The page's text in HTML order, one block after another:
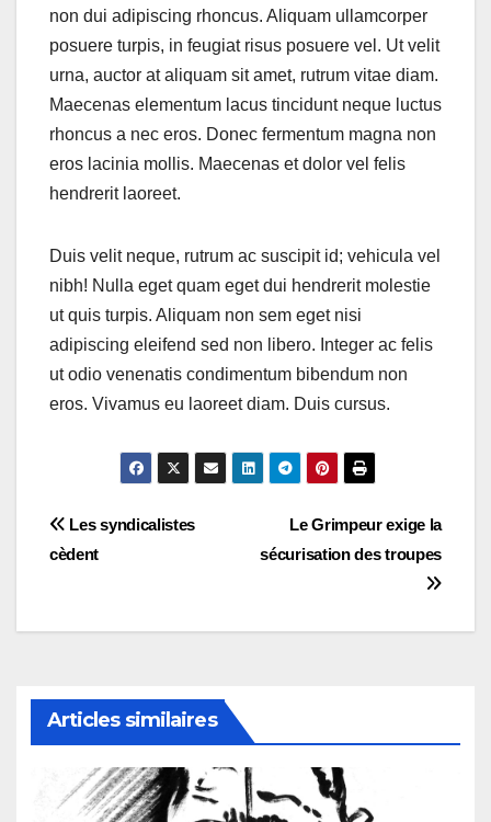
non dui adipiscing rhoncus. Aliquam ullamcorper
posuere turpis, in feugiat risus posuere vel. Ut velit
urna, auctor at aliquam sit amet, rutrum vitae diam.
Maecenas elementum lacus tincidunt neque luctus
rhoncus a nec eros. Donec fermentum magna non
eros lacinia mollis. Maecenas et dolor vel felis
hendrerit laoreet.
Duis velit neque, rutrum ac suscipit id; vehicula vel
nibh! Nulla eget quam eget dui hendrerit molestie
ut quis turpis. Aliquam non sem eget nisi
adipiscing eleifend sed non libero. Integer ac felis
ut odio venenatis condimentum bibendum non
eros. Vivamus eu laoreet diam. Duis cursus.
Navigation
l’article
Le Grimpeur exige la
sécurisation des troupes
Les syndicalistes
cèdent
Articles similaires